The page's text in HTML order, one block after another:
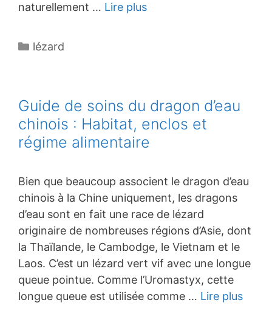
naturellement … Lire plus
Catégories
lézard
Guide de soins du dragon d’eau
chinois : Habitat, enclos et
régime alimentaire
Bien que beaucoup associent le dragon d’eau
chinois à la Chine uniquement, les dragons
d’eau sont en fait une race de lézard
originaire de nombreuses régions d’Asie, dont
la Thaïlande, le Cambodge, le Vietnam et le
Laos. C’est un lézard vert vif avec une longue
queue pointue. Comme l’Uromastyx, cette
longue queue est utilisée comme … Lire plus